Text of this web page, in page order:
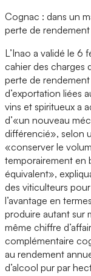
Cognac : dans un
perte de
L’Inao a validé le
cahier des charges
perte de
d’exportation liées
vins et spiritueux a
d’«un nouveau
différencié», selon
«conserver le
temporairement en
équivalent»,
des viticulteurs
l’avantage en
produire autant sur
même chiffre
complémentaire
au rendement
d’alcool pur par